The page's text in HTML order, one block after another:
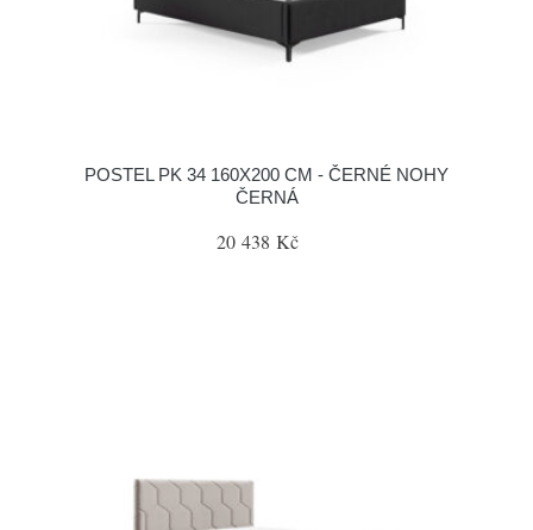
POSTEL PK 34 160X200 CM - ČERNÉ NOHY
ČERNÁ
20 438 Kč